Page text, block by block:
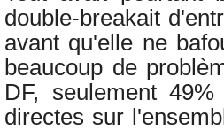
double-breakait
avant qu'elle ne
beaucoup de
DF, seulement
directes sur